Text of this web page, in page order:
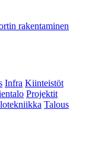
rakentaminen
Infra Kiinteistöt
Projektit
Talous